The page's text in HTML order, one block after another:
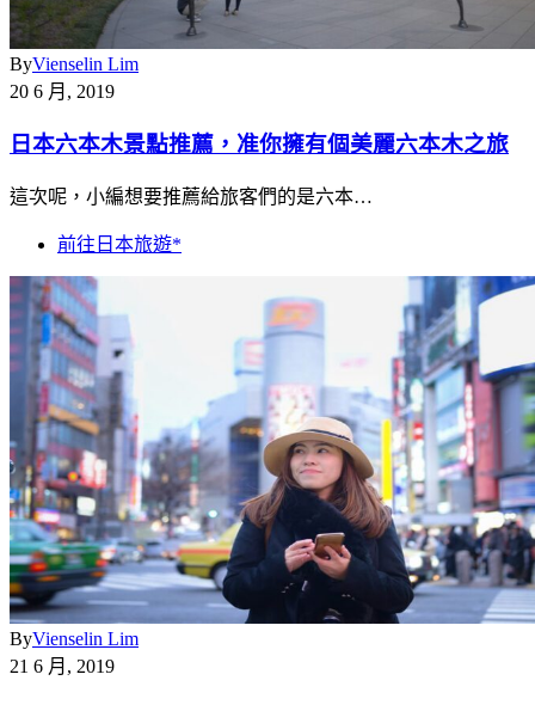
ByVienselin Lim
20 6 月, 2019
日本六本木景點推薦，准你擁有個美麗六本木之旅
這次呢，小編想要推薦給旅客們的是六本…
前往日本旅遊*
ByVienselin Lim
21 6 月, 2019